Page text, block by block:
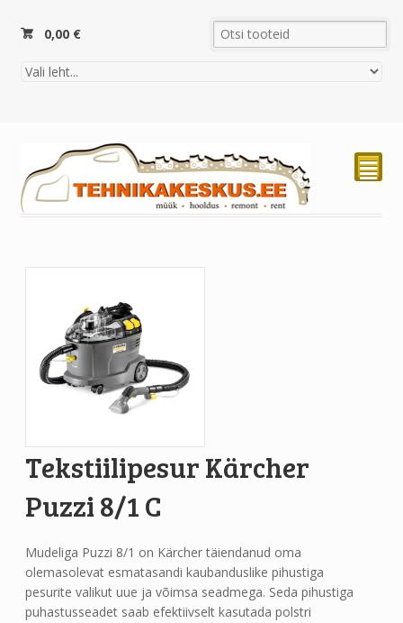
0,00 €
²
Tekstiilipesur Kärcher
Puzzi 8/1 C
Mudeliga Puzzi 8/1 on Kärcher täiendanud oma
olemasolevat esmatasandi kaubanduslike pihustiga
pesurite valikut uue ja võimsa seadmega. Seda pihustiga
puhastusseadet saab efektiivselt kasutada polstri